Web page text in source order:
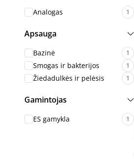
Analogas 1
Apsauga
Bazinė 1
Smogas ir bakterijos 1
Žiedadulkės ir pelėsis 1
Gamintojas
ES gamykla 1